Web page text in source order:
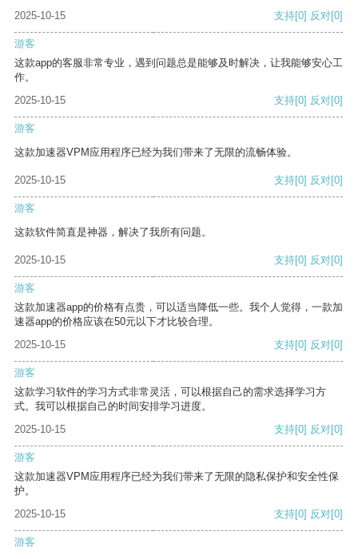
2025-10-15
支持[0] 反对[0]
游客
这款app的客服非常专业，遇到问题总是能够及时解决，让我能够安心工
作。
2025-10-15
支持[0] 反对[0]
游客
这款加速器VPM应用程序已经为我们带来了无限的流畅体验。
2025-10-15 支持[0] 反对[0]
游客
这款软件简直是神器，解决了我所有问题。
2025-10-15 支持[0] 反对[0]
游客
这款加速器app的价格有点贵，可以适当降低一些。我个人觉得，一款加
速器app的价格应该在50元以下才比较合理。
2025-10-15
支持[0] 反对[0]
游客
这款学习软件的学习方式非常灵活，可以根据自己的需求选择学习方
式。我可以根据自己的时间安排学习进度。
2025-10-15
支持[0] 反对[0]
游客
这款加速器VPM应用程序已经为我们带来了无限的隐私保护和安全性保
护。
2025-10-15
支持[0] 反对[0]
游客